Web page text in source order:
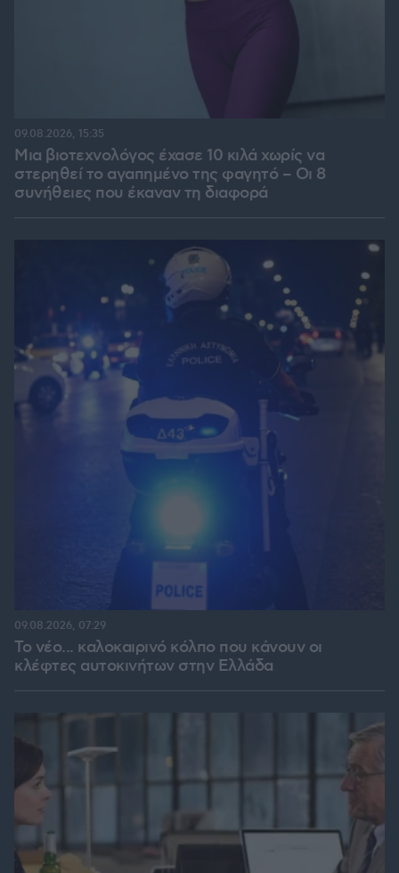
Μια βιοτεχνολόγος έχασε 10 κιλά χωρίς να
στερηθεί το αγαπημένο της φαγητό – Οι 8
συνήθειες που έκαναν τη διαφορά
09.08.2026, 15:35
Το νέο... καλοκαιρινό κόλπο που κάνουν οι
κλέφτες αυτοκινήτων στην Ελλάδα
09.08.2026, 07:29